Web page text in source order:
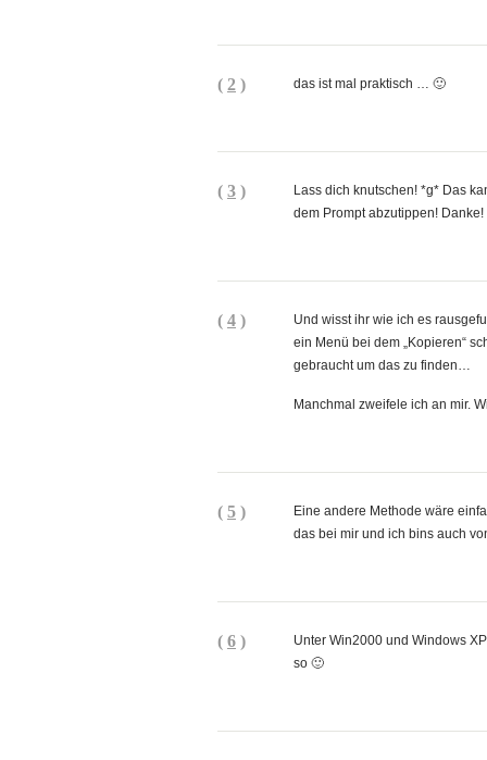
( 2 ) das ist mal praktisch … 🙂
( 3 )
Lass dich knutschen! *g* Das
dem Prompt abzutippen! Danke!
( 4 )
Und wisst ihr wie ich es
ein Menü bei dem „Kopieren“
gebraucht um das zu finden…
Manchmal zweifele ich an mir.
( 5 )
Eine andere Methode wäre
das bei mir und ich bins auch
( 6 )
Unter Win2000 und Windows
so 🙂